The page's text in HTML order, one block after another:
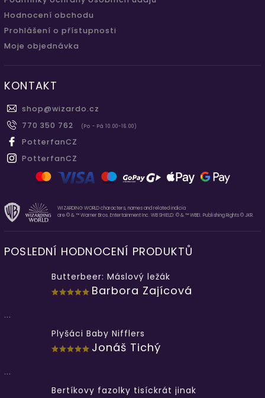
Hodnocení obchodu
Prohlášení o přístupnosti
Moje objednávka
KONTAKT
shop@wizardo.cz
770 350 762
(Po - Pá 10.00-16.00)
PotterfanCZ
PotterfanCZ
WIZARDING WORLD characters, names and related indicia
are © & ™ Warner Bros. Entertainment Inc. WB SHIELD: © & ™ WBEI. Publishing Rights © JKR.
POSLEDNÍ HODNOCENÍ PRODUKTŮ
Butterbeer: Máslový ležák
Barbora Zajícová
...
Plyšáci Baby Nifflers
Jonáš Tichý
...
Bertíkovy fazolky tisíckrát jinak